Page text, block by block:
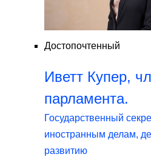
Достопочтенный
Иветт Купер,
парламента.
Государственный
иностранным делам,
развитию